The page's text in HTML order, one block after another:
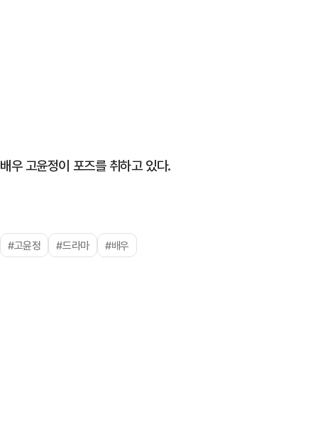
배우 고윤정이 포즈를 취하고 있다.
#고윤정 #드라마 #배우